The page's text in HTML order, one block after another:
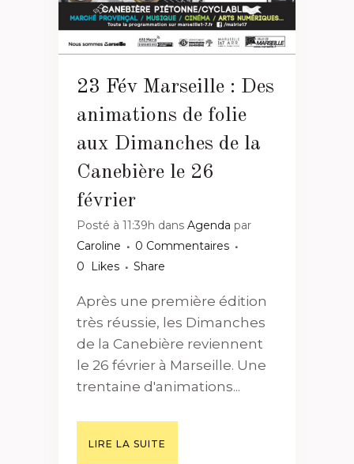
23 Fév Marseille : Des
animations de folie
aux Dimanches de la
Canebière le 26
février
Posté à 11:39h dans Agenda par
Caroline
0 Commentaires
0
Likes Share
Après une première édition
très réussie, les Dimanches
de la Canebière reviennent
le 26 février à Marseille. Une
trentaine d'animations...
LIRE LA SUITE